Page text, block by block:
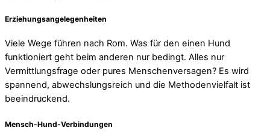
Erziehungsangelegenheiten
Viele Wege führen nach Rom. Was für den einen Hund
funktioniert geht beim anderen nur bedingt. Alles nur
Vermittlungsfrage oder pures Menschenversagen? Es wird
spannend, abwechslungsreich und die Methodenvielfalt ist
beeindruckend.
Mensch-Hund-Verbindungen